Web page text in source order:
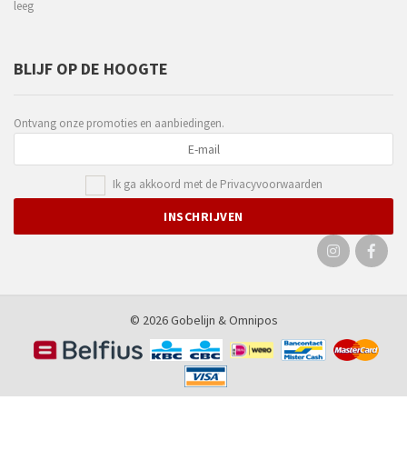
leeg
BLIJF OP DE HOOGTE
Ontvang onze promoties en aanbiedingen.
Ik ga akkoord met de Privacyvoorwaarden
© 2026 Gobelijn &Omnipos